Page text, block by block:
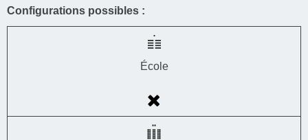
Configurations possibles :
École